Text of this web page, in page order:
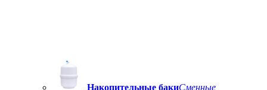
Накопительные бакиСменные